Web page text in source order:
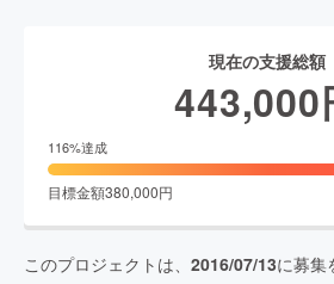
現在の支援総額
443,000
116%達成
目標金額380,000円
このプロジェクトは、 2016/07/13に募集